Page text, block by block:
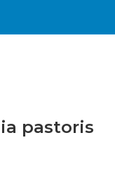
pastoris